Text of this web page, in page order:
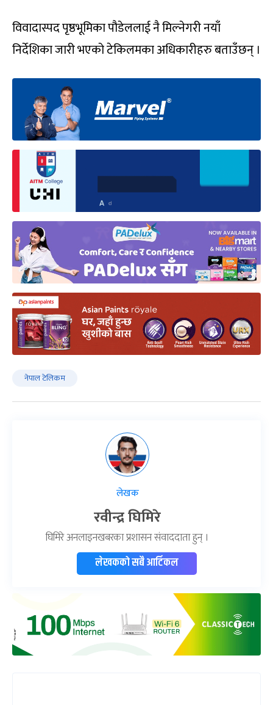
विवादास्पद पृष्ठभूमिका पौडेललाई नै मिल्नेगरी नयाँ
निर्देशिका जारी भएको टेकिलमका अधिकारीहरु बताउँछन् ।
नेपाल टेलिकम
लेखक
रवीन्द्र घिमिरे
घिमिरे अनलाइनखबरका प्रशासन संवाददाता हुन् ।
लेखकको सबै आर्टिकल